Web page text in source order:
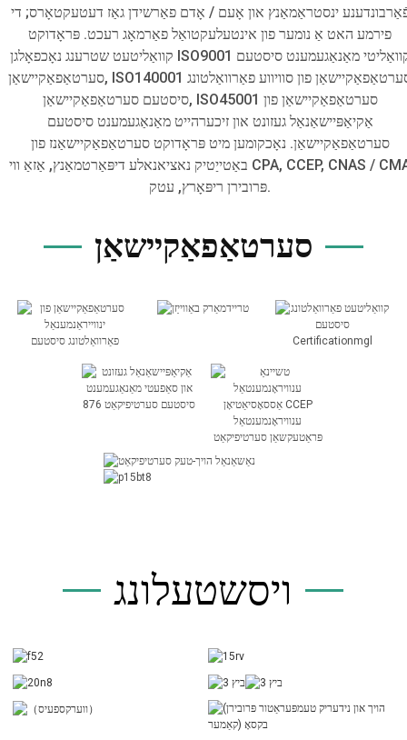
ינסטראַמאַנץ און אָעם / אָדם פאַרשידן גאַז דעטעקטאָרס; די
פירמע האט אַ נומער פון אינטעלעקטואַל פאַרמאָג רעכט. פּראָדוקט
קוואַליטעט שטרענג נאָכפאָלגן ISO9001 קוואַליטי מאַנאַגעמענט סיסטעם
סערטאַפאַקיישאַן, ISO140001 סערטאַפאַקיישאַן פון סוויווע פאַרוואַלטונג
סיסטעם סערטאַפאַקיישאַן, ISO45001 סערטאַפאַקיישאַן פון
אַקיאַפּיישאַנאַל געזונט און זיכערהייט מאַנאַגעמענט סיסטעם
סערטאַפאַקיישאַן. נאָכקומען מיט פּראָדוקט סערטאַפאַקיישאַנז פון
באַטייַטיק נאציאנאלע דיפּאַרטמאַנץ, אַזאַ ווי CPA, CCEP, CNAS / CMA
פּרובירן ריפּאָרץ, עטק.
סערטאַפאַקיישאַן
ויסשטעלונג